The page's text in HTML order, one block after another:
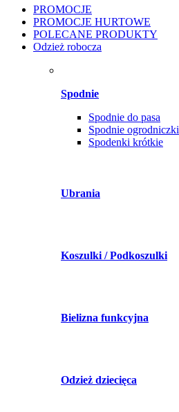
PROMOCJE
PROMOCJE HURTOWE
POLECANE PRODUKTY
Odzież robocza
Spodnie
Spodnie do pasa
Spodnie ogrodniczki
Spodenki krótkie
Ubrania
Koszulki / Podkoszulki
Bielizna funkcyjna
Odzież dziecięca